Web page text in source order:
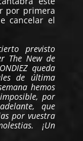
por primera
cancelar el
previsto
The New de
queda
de última
hemos
por
que
por vuestra
¡Un